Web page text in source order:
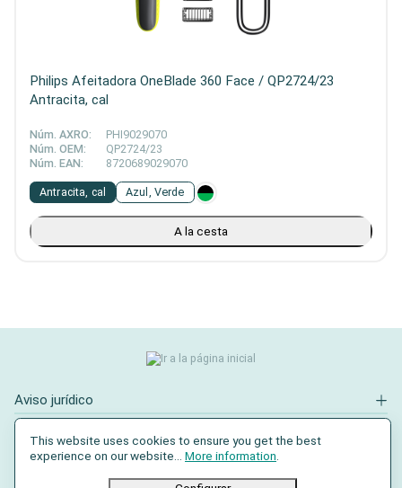
Philips Afeitadora OneBlade 360 Face / QP2724/23
Antracita, cal
Núm. AXRO:
PHI9029070
Núm. OEM:
QP2724/23
Núm. EAN:
8720689029070
Antracita, cal Azul, Verde
A la cesta
Aviso jurídico
Contacto
This website uses cookies to ensure you get the best
experience on our website... More information